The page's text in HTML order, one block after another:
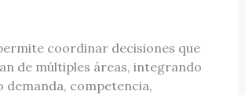
coordinar decisiones que
de múltiples áreas, integrando
demanda, competencia,